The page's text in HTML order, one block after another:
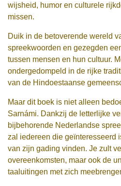
wijsheid, humor en culturele
missen.
Duik in de betoverende wereld
spreekwoorden en gezegden
tussen mensen en hun cultuur.
ondergedompeld in de rijke
van de Hindoestaanse
Maar dit boek is niet alleen
Sarnámi. Dankzij de letterlijke
bijbehorende Nederlandse
zal iedereen die geïnteresseerd
van zijn gading vinden. Je zult
overeenkomsten, maar ook de
taaluitingen met zich